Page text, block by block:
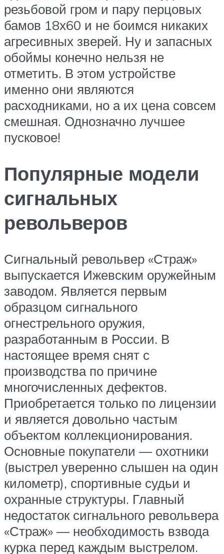
резьбовой гром и пару перцовых
бамов 18х60 и не боимся никаких
агресивных зверей. Ну и запасных
обоймы конечно нельзя не
отметить. В этом устройстве
именно они являются
расходниками, но а их цена совсем
смешная. Однозначно лучшее
пусковое!
Популярные модели
сигнальных
револьверов
Сигнальный револьвер «Страж»
выпускается Ижевским оружейным
заводом. Является первым
образцом сигнального
огнестрельного оружия,
разработанным в России. В
настоящее время снят с
производства по причине
многочисленных дефектов.
Приобретается только по лицензии
и является довольно частым
объектом коллекционирования.
Основные покупатели — охотники
(выстрел уверенно слышен на один
километр), спортивные судьи и
охранные структуры. Главный
недостаток сигнального револьвера
«Страж» — необходимость взвода
курка перед каждым выстрелом.